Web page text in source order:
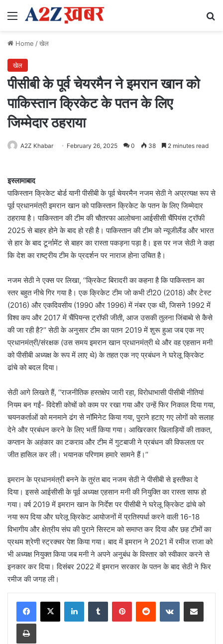
Menu
Home /खेल
खेल
पीसीबी के पूर्व चेयरमैन ने इमरान खान को
पाकिस्तान क्रिकेट के पतन के लिए
जिम्मेदार ठहराया
A2Z Khabar February 26, 2025 0 38 2 minutes read
इस्लामाबाद
पाकिस्तान क्रिकेट बोर्ड यानी पीसीबी के पूर्व चेयरमैन नजम सेठी ने अप्रत्यक्ष रूप से
पूर्व प्रधानमंत्री इमरान खान को पाकिस्तान क्रिकेट के पतन के लिए जिम्मेदार
ठहराया है। पाकिस्तान की टीम की चौतरफा आलोचना आईसीसी चैंपियंस ट्रॉफी
2025 से बाहर होने के बाद हो रही है। पाकिस्तान की टीम को न्यूजीलैंड और भारत
से हार के बाद टूर्नामेंट से बाहर का रास्ता पकड़ना पड़ा है। इस पर नज सेठी ने कहा
कि देश का राष्ट्रीय टीम के प्रदर्शन पर नाराज होना उचित है।
नजम सेठी ने एक्स पर लिखा, ‘‘क्रिकेट बिरादरी का कहना है कि पाकिस्तान का
स्तर बहुत नीचे गिर गया है। एक क्रिकेट टीम जो कभी टी20 (2018) और टेस्ट
(2016) और एकदिवसीय (1990 और 1996) में नंबर एक थी, जिसने 1992 में
विश्व कप और 2017 में चैंपियन्स ट्रॉफी जीती, आज उसकी तुलना जिंबाब्वे से कैसे
की जा रही है?’’ सेठी के अनुसार टीम का पतन 2019 में शुरू हुआ जब एक नए
प्रधानमंत्री/संरक्षक (उस समय इमरान खान प्रधानमंत्री थे और वह एहसान मनी
को पीसीबी अध्यक्ष के रूप में लाए थे) के तहत एक नए प्रबंधन ने घरेलू क्रिकेट
ढांचे को बदल दिया।
सेठी आगे लिखते हैं, ‘‘राजनीतिक हस्तक्षेप जारी रहा, विरोधाभासी पीसीबी नीतियां
नियम बन गईं- विदेशी कोचों को काम पर रखा गया और उन्हें फिर निकाल दिया गया,
चयनकर्ताओं को मनमाने ढंग से नॉमिनेट किया गया, पुराने हटाए गए लोगों को सलाह
देने और प्रबंधन करने के लिए भर्ती किया गया। आखिरकार खिलाड़ियों की ताकत,
कप्तान के अहंकार का टकराव और टीम में गुटबाजी ने प्रबंधन की विफलता पर
जीत हासिल कर ली। भयानक परिणाम हमारे सामने हैं।’’
इमरान के प्रधानमंत्री बनने के तुरंत बाद नजम सेठी ने पीसीबी से इस्तीफा दे
दिया। इससे आईसीसी के पूर्व अध्यक्ष एहसान मनी की नियुक्ति का रास्ता साफ हो
गया। वर्ष 2019 में इमरान खान के निर्देश पर पीसीबी ने घरेलू क्रिकेट ढांचे को
नया रूप दिया और घरेलू क्रिकेट आयोजनों में प्रतिस्पर्धा करने वाली 16-18
विभागीय और क्षेत्रीय संघ की पुराने सिस्टम को समाप्त कर दिया और छह टीमों का
प्रथम श्रेणी स्ट्रक्चर पेश किया गया। बाद में इमरान ने 2021 में रमीज राजा को
भी अध्यक्ष नियुक्त किया जब मनी ने अपने अनुबंध के विस्तार को स्वीकार करने से
इनकार कर दिया। दिसंबर 2022 में इमरान सरकार के पतन के बाद सेठी ने फिर
रमीज की जगह ली।
LinkedInTumblr PinterestReddit VKontakteShare via Email
Print